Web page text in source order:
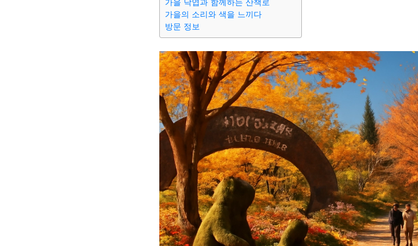
가을 낙엽과 함께하는 산책로
가을의 소리와 색을 느끼다
방문 정보